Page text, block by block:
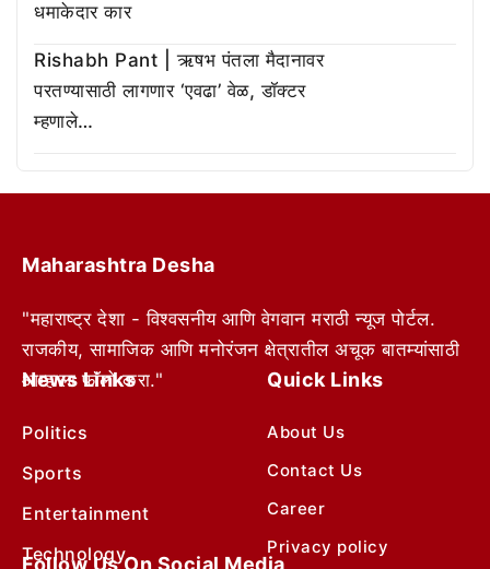
धमाकेदार कार
Rishabh Pant | ऋषभ पंतला मैदानावर
परतण्यासाठी लागणार ‘एवढा’ वेळ, डॉक्टर
म्हणाले…
Maharashtra Desha
"महाराष्ट्र देशा - विश्वसनीय आणि वेगवान मराठी न्यूज पोर्टल.
राजकीय, सामाजिक आणि मनोरंजन क्षेत्रातील अचूक बातम्यांसाठी
आम्हाला फॉलो करा."
News Links
Politics
Sports
Entertainment
Technology
Quick Links
About Us
Contact Us
Career
Privacy policy
Follow Us On Social Media